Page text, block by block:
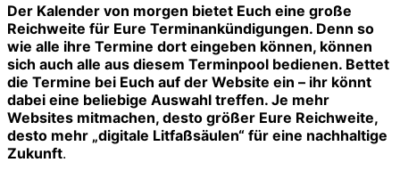
Der Kalender von morgen bietet Euch eine große
Reichweite für Eure Terminankündigungen. Denn so
wie alle ihre Termine dort eingeben können, können
sich auch alle aus diesem Terminpool bedienen. Bettet
die Termine bei Euch auf der Website ein – ihr könnt
dabei eine beliebige Auswahl treffen. Je mehr
Websites mitmachen, desto größer Eure Reichweite,
desto mehr „digitale Litfaßsäulen“ für eine nachhaltige
Zukunft.